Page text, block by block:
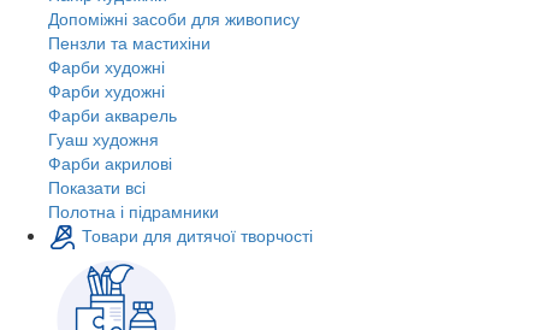
Допоміжні засоби для живопису
Пензли та мастихіни
Фарби художні
Фарби художні
Фарби акварель
Гуаш художня
Фарби акрилові
Показати всі
Полотна і підрамники
Товари для дитячої творчості